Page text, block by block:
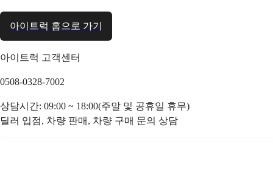
아이트럭 홈으로 가기
아이트럭 고객센터
0508-0328-7002
상담시간: 09:00 ~ 18:00(주말 및 공휴일 휴무)
딜러 입점, 차량 판매, 차량 구매 문의 상담